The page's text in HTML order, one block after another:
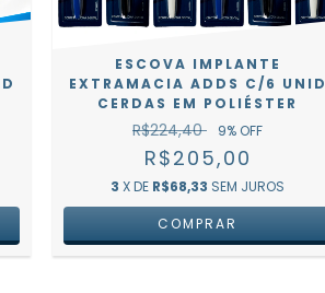
ESCOVA IMPLANTE
EXTRAMACIA ADDS C/6 UNID
CERDAS EM POLIÉSTER
R$224,40 9% OFF
R$205,00
3 X DE R$68,33 SEM JUROS